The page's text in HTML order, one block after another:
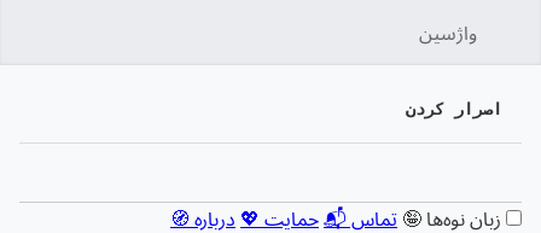
واژسین
اصرار کردن
زبان نوه‌ها 🤪 تماس 📬حمایت 💖 درباره 🧭